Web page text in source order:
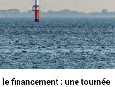
financement : une tournée